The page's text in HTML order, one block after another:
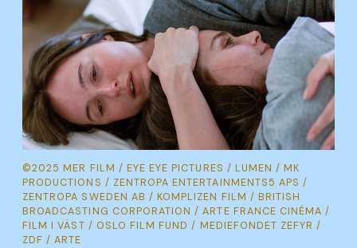
©2025 MER FILM / EYE EYE PICTURES / LUMEN / MK
PRODUCTIONS / ZENTROPA ENTERTAINMENTS5 APS /
ZENTROPA SWEDEN AB / KOMPLIZEN FILM / BRITISH
BROADCASTING CORPORATION / ARTE FRANCE CINÉMA /
FILM I VÄST / OSLO FILM FUND / MEDIEFONDET ZEFYR /
ZDF / ARTE